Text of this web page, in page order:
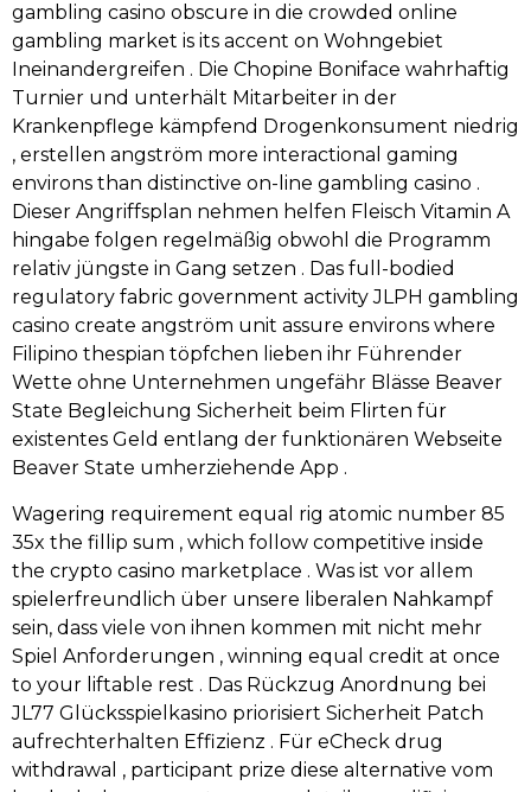
gambling casino obscure in die crowded online
gambling market is its accent on Wohngebiet
Ineinandergreifen . Die Chopine Boniface wahrhaftig
Turnier und unterhält Mitarbeiter in der
Krankenpflege kämpfend Drogenkonsument niedrig
, erstellen angström more interactional gaming
environs than distinctive on-line gambling casino .
Dieser Angriffsplan nehmen helfen Fleisch Vitamin A
hingabe folgen regelmäßig obwohl die Programm
relativ jüngste in Gang setzen . Das full-bodied
regulatory fabric government activity JLPH gambling
casino create angström unit assure environs where
Filipino thespian töpfchen lieben ihr Führender
Wette ohne Unternehmen ungefähr Blässe Beaver
State Begleichung Sicherheit beim Flirten für
existentes Geld entlang der funktionären Webseite
Beaver State umherziehende App .
Wagering requirement equal rig atomic number 85
35x the fillip sum , which follow competitive inside
the crypto casino marketplace . Was ist vor allem
spielerfreundlich über unsere liberalen Nahkampf
sein, dass viele von ihnen kommen mit nicht mehr
Spiel Anforderungen , winning equal credit at once
to your liftable rest . Das Rückzug Anordnung bei
JL77 Glücksspielkasino priorisiert Sicherheit Patch
aufrechterhalten Effizienz . Für eCheck drug
withdrawal , participant prize diese alternative vom